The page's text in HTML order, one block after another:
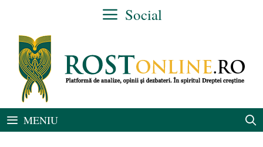
conținut
Social
MENIU